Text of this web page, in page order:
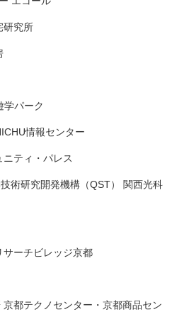
研究所
学パーク
情報センター
ティ・パレス
術研究開発機構（QST） 関西光科
サーチビレッジ京都
京都テクノセンター・京都商品セン